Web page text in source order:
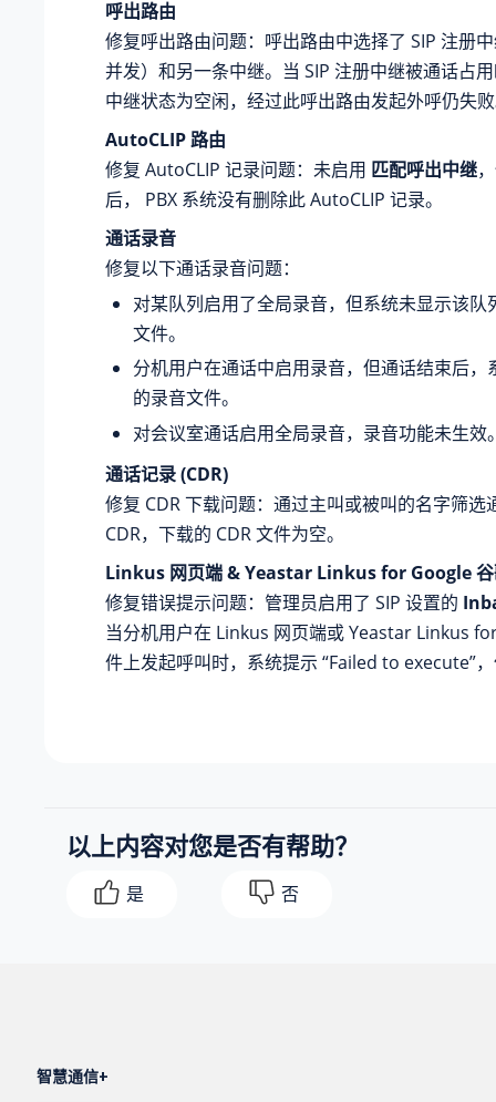
呼出路由
修复呼出路由问题：呼出路由中选择了 SIP 注册
并发）和另一条中继。当 SIP 注册中继被通话占
中继状态为空闲，经过此呼出路由发起外呼仍失
AutoCLIP 路由
修复 AutoCLIP 记录问题：未启用 匹配呼出中继
后， PBX 系统没有删除此 AutoCLIP 记录。
通话录音
修复以下通话录音问题：
对某队列启用了全局录音，但系统未显示该队
文件。
分机用户在通话中启用录音，但通话结束后，
的录音文件。
对会议室通话启用全局录音，录音功能未生效
通话记录 (CDR)
修复 CDR 下载问题：通过主叫或被叫的名字筛选
CDR，下载的 CDR 文件为空。
Linkus 网页端 & Yeastar Linkus for Google 谷
修复错误提示问题：管理员启用了 SIP 设置的
当分机用户在 Linkus 网页端或 Yeastar Linkus
件上发起呼叫时，系统提示 “Failed to execute”
以上内容对您是否有帮助？
是 否
智慧通信